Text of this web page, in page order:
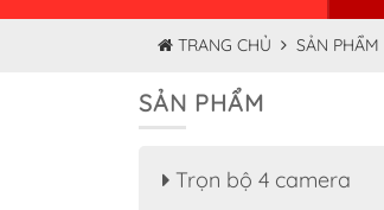
TRANG CHỦ SẢN PHẨM
SẢN PHẨM
Trọn bộ 4 camera